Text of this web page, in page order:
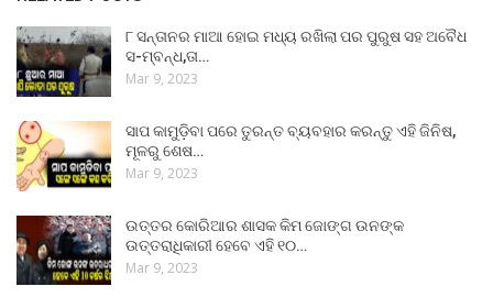
୮ ସନ୍ତାନର ମାଆ ହୋଇ ମଧ୍ୟ ରଖିଲା ପର ପୁରୁଷ ସହ ଅବୈଧ
ସ-ମ୍ବନ୍ଧ,ତା…
Mar 9, 2023
ସାପ କାମୁଡ଼ିବା ପରେ ତୁରନ୍ତ ବ୍ୟବହାର କରନ୍ତୁ ଏହି ଜିନିଷ,
ମୂଳରୁ ଶେଷ…
Mar 9, 2023
ଉତ୍ତର କୋରିଆର ଶାସକ କିମ ଜୋଙ୍ଗ ଉନଙ୍କ
ଉତ୍ତରାଧିକାରୀ ହେବେ ଏହି ୧୦…
Mar 9, 2023